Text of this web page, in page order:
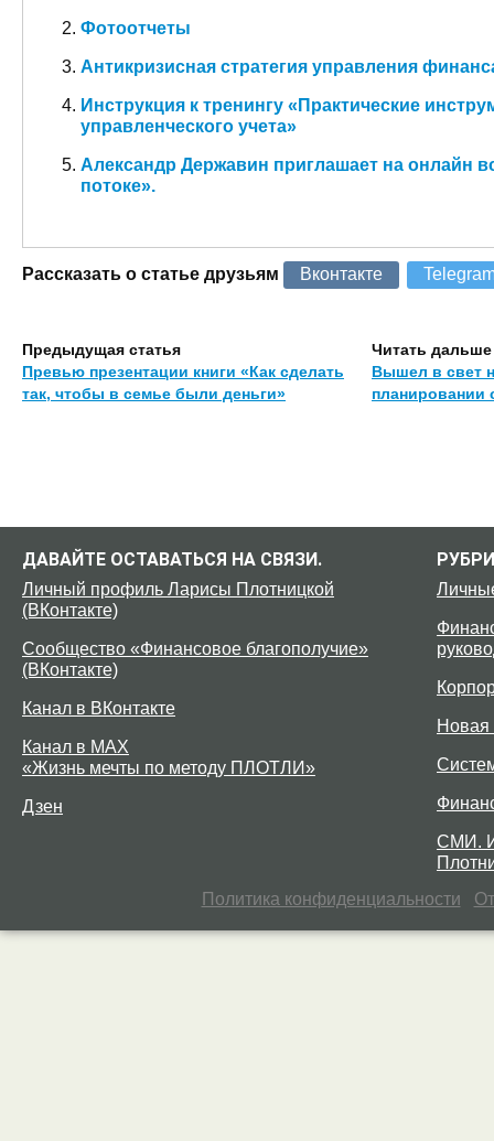
Фотоотчеты
Антикризисная стратегия управления
Инструкция к тренингу «Практические
управленческого учета»
Александр Державин приглашает на онлайн
потоке».
Рассказать о статье друзьям Вконтакте
Предыдущая статья
Превью презентации книги «Как сделать
так, чтобы в семье были деньги»
Читать дальше
Вышел в свет
планировании
ДАВАЙТЕ ОСТАВАТЬСЯ НА СВЯЗИ.
Личный профиль Ларисы Плотницкой
(ВКонтакте)
Сообщество «Финансовое благополучие»
(ВКонтакте)
Канал в ВКонтакте
Канал в MAX
«Жизнь мечты по методу ПЛОТЛИ»
Дзен
Новая
СМИ.
Политика конфиденциальности